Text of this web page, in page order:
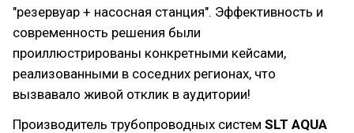
"резервуар + насосная станция". Эффективность и
современность решения были
проиллюстрированы конкретными кейсами,
реализованными в соседних регионах, что
вызвавало живой отклик в аудитории!
Производитель трубопроводных систем SLT AQUA